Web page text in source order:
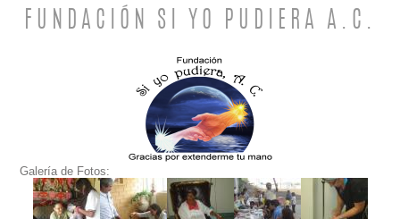
FUNDACIÓN SI YO PUDIERA A.C.
Galería de Fotos: